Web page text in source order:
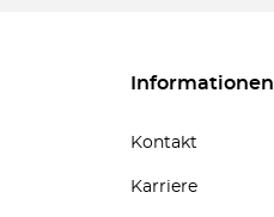
Informationen
Kontakt
Karriere